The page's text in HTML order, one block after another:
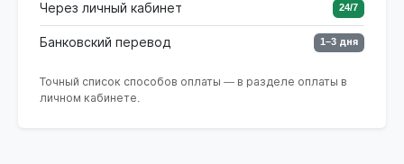
Через личный кабинет 24/7
Банковский перевод 1–3 дня
Точный список способов оплаты — в разделе оплаты в
личном кабинете.